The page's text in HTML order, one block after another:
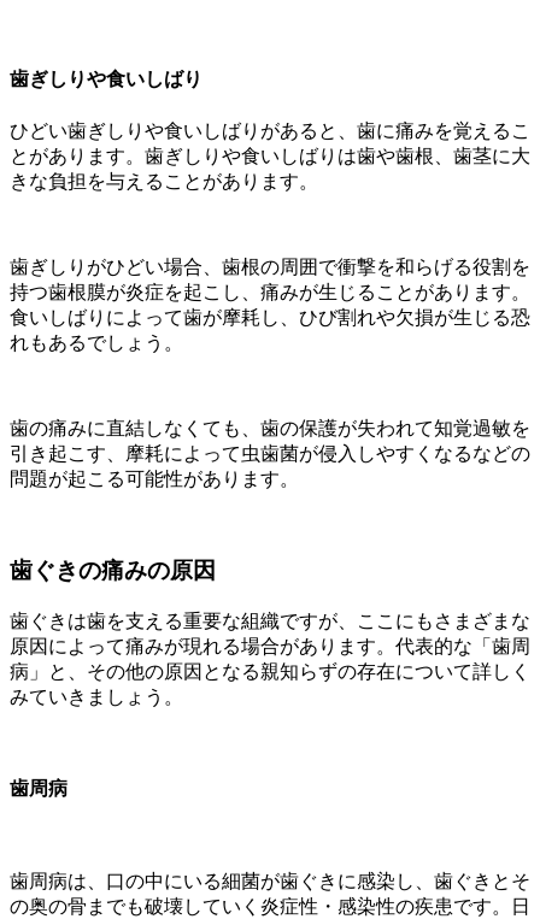
歯ぎしりや食いしばり
ひどい歯ぎしりや食いしばりがあると、歯に痛みを覚えるこ
とがあります。歯ぎしりや食いしばりは歯や歯根、歯茎に大
きな負担を与えることがあります。
歯ぎしりがひどい場合、歯根の周囲で衝撃を和らげる役割を
持つ歯根膜が炎症を起こし、痛みが生じることがあります。
食いしばりによって歯が摩耗し、ひび割れや欠損が生じる恐
れもあるでしょう。
歯の痛みに直結しなくても、歯の保護が失われて知覚過敏を
引き起こす、摩耗によって虫歯菌が侵入しやすくなるなどの
問題が起こる可能性があります。
歯ぐきの痛みの原因
歯ぐきは歯を支える重要な組織ですが、ここにもさまざまな
原因によって痛みが現れる場合があります。代表的な「歯周
病」と、その他の原因となる親知らずの存在について詳しく
みていきましょう。
歯周病
歯周病は、口の中にいる細菌が歯ぐきに感染し、歯ぐきとそ
の奥の骨までも破壊していく炎症性・感染性の疾患です。日